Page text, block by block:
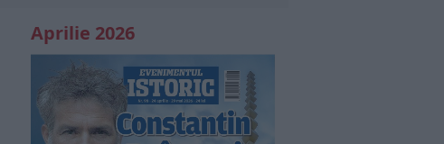
Aprilie 2026